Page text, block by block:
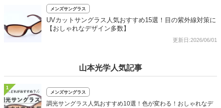
メンズサングラス
UVカットサングラス人気おすすめ15選！目の紫外線対策に
【おしゃれなデザイン多数】
更新日:2026/06/01
山本光学人気記事
1
メンズサングラス
調光サングラス人気おすすめ10選！色が変わる！おしゃれなデ